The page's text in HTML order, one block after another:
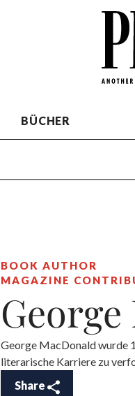
BÜCHER
BOOK AUTHOR
MAGAZINE
George MacDonald wurde
literarische Karriere zu
Share